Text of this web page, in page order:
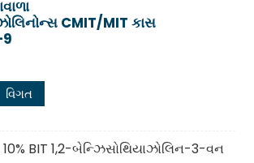
CMIT/MIT કાસ
વિગત